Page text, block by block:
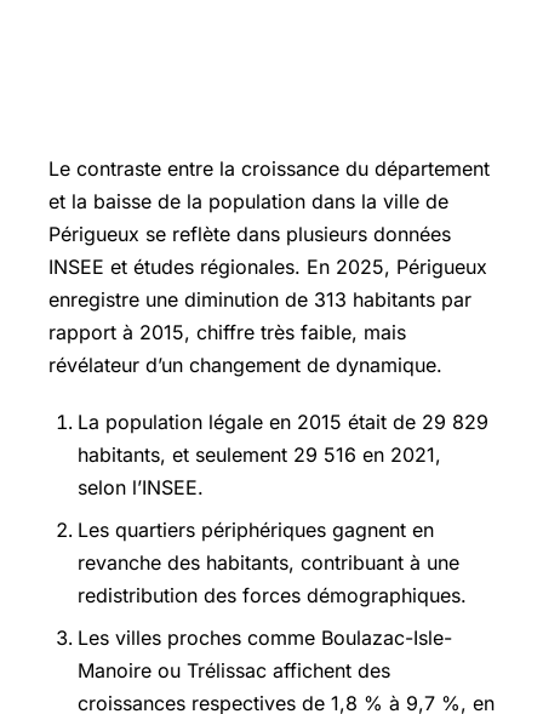
Le contraste entre la croissance du département
et la baisse de la population dans la ville de
Périgueux se reflète dans plusieurs données
INSEE et études régionales. En 2025, Périgueux
enregistre une diminution de 313 habitants par
rapport à 2015, chiffre très faible, mais
révélateur d’un changement de dynamique.
La population légale en 2015 était de 29 829
habitants, et seulement 29 516 en 2021,
selon l’INSEE.
Les quartiers périphériques gagnent en
revanche des habitants, contribuant à une
redistribution des forces démographiques.
Les villes proches comme Boulazac-Isle-
Manoire ou Trélissac affichent des
croissances respectives de 1,8 % à 9,7 %, en